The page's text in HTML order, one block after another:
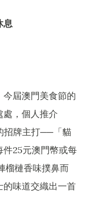
息
屆澳門美食節的
處，個人推介
招牌主打──「貓
件25元澳門幣或每
榴槤香味撲鼻而
的味道交織出一首